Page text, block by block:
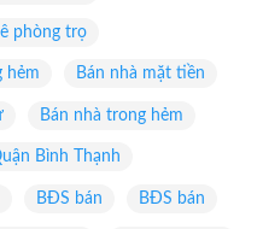
phòng trọ
hẻm Bán nhà mặt tiền
Bán nhà trong hẻm
Bình Thạnh
BĐS bán BĐS bán